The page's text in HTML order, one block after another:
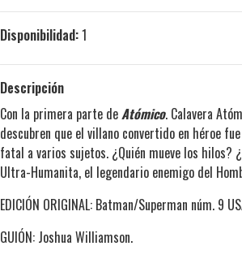
Disponibilidad:1
Descripción
Con la primera parte deAtómico. Calavera
descubren que el villano convertido en héroe
fatal a varios sujetos. ¿Quién mueve los hilos?
Ultra-Humanita, el legendario enemigo del
EDICIÓN ORIGINAL: Batman/Superman núm. 9
GUIÓN: Joshua Williamson.